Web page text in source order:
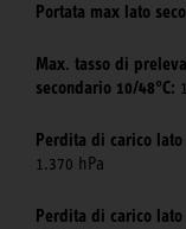
Portata max lato
Max. tasso di
secondario 10/48°C:
Perdita di carico
1.370 hPa
Perdita di carico